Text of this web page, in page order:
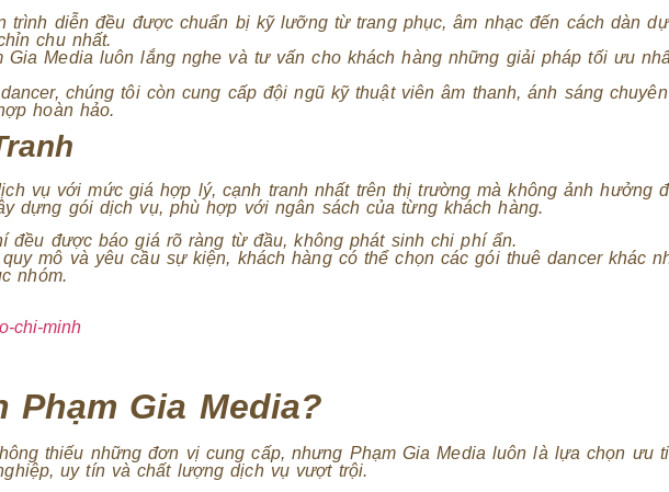
trình diễn đều được chuẩn bị kỹ lưỡng từ trang phục, âm nhạc đến cách dàn
chu nhất.
Gia Media luôn lắng nghe và tư vấn cho khách hàng những giải pháp tối ưu
chúng tôi còn cung cấp đội ngũ kỹ thuật viên âm thanh, ánh sáng
hoàn hảo.
vụ với mức giá hợp lý, cạnh tranh nhất trên thị trường mà không ảnh hưởng
dựng gói dịch vụ, phù hợp với ngân sách của từng khách hàng.
đều được báo giá rõ ràng từ đầu, không phát sinh chi phí ẩn.
mô và yêu cầu sự kiện, khách hàng có thể chọn các gói thuê dancer khác
nhóm.
Phạm Gia Media?
thiếu những đơn vị cung cấp, nhưng Phạm Gia Media luôn là lựa chọn ưu
uy tín và chất lượng dịch vụ vượt trội.